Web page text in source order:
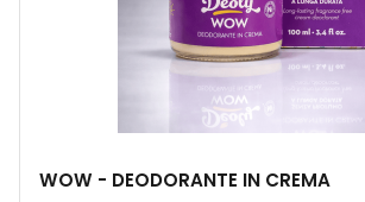
WOW - DEODORANTE IN CREMA